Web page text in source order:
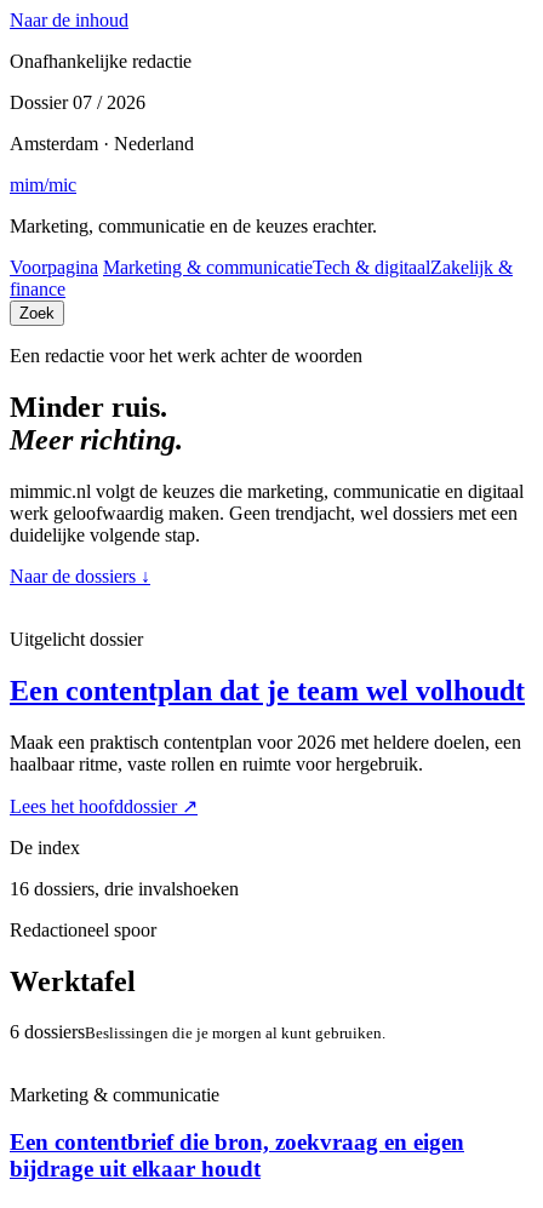
Naar de inhoud
Onafhankelijke redactie
Dossier 07 / 2026
Amsterdam · Nederland
mim/mic
Marketing, communicatie en de keuzes erachter.
Voorpagina Marketing & communicatieTech & digitaalZakelijk &
finance
Zoek
Een redactie voor het werk achter de woorden
Minder ruis.
Meer richting.
mimmic.nl volgt de keuzes die marketing, communicatie en digitaal
werk geloofwaardig maken. Geen trendjacht, wel dossiers met een
duidelijke volgende stap.
Naar de dossiers ↓
Uitgelicht dossier
Een contentplan dat je team wel volhoudt
Maak een praktisch contentplan voor 2026 met heldere doelen, een
haalbaar ritme, vaste rollen en ruimte voor hergebruik.
Lees het hoofddossier ↗
De index
16 dossiers, drie invalshoeken
Redactioneel spoor
Werktafel
6 dossiersBeslissingen die je morgen al kunt gebruiken.
Marketing & communicatie
Een contentbrief die bron, zoekvraag en eigen
bijdrage uit elkaar houdt